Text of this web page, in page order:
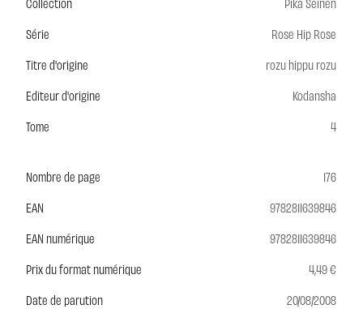
Série
Rose Hip Rose
Titre d'origine
rozu hippu rozu
Editeur d'origine
Kodansha
Tome
4
Nombre de page
176
EAN
9782811639846
EAN numérique
9782811639846
Prix du format numérique
4,49 €
Date de parution
20/08/2008